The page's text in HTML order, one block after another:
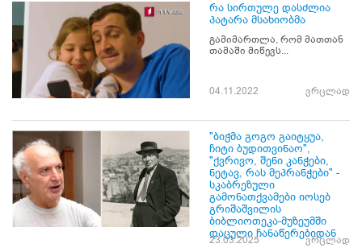
რა სირთულე დასძლია
პატარა მსახიობმა
გამიმართლა, რომ მათთან
თამაში მიწევს...
04.11.2022 ვრცლად
"ბიჭმა გოგო გაიტყუა,
ჩიტი ბუდითვინაო",
"ქვრივო, შენი კანჭები,
ნეტავ, რას მეპრანჭები" -
სკაბრეზული
გამონათქვამები იოსებ
გრიშაშვილის
ბიბლიოთეკა-მუზეუმში
დაცული ჩანაწერებიდან
23.03.2025 ვრცლად